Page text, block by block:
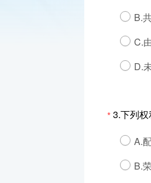
B.
C.
D.
*3.下列
A.
B.